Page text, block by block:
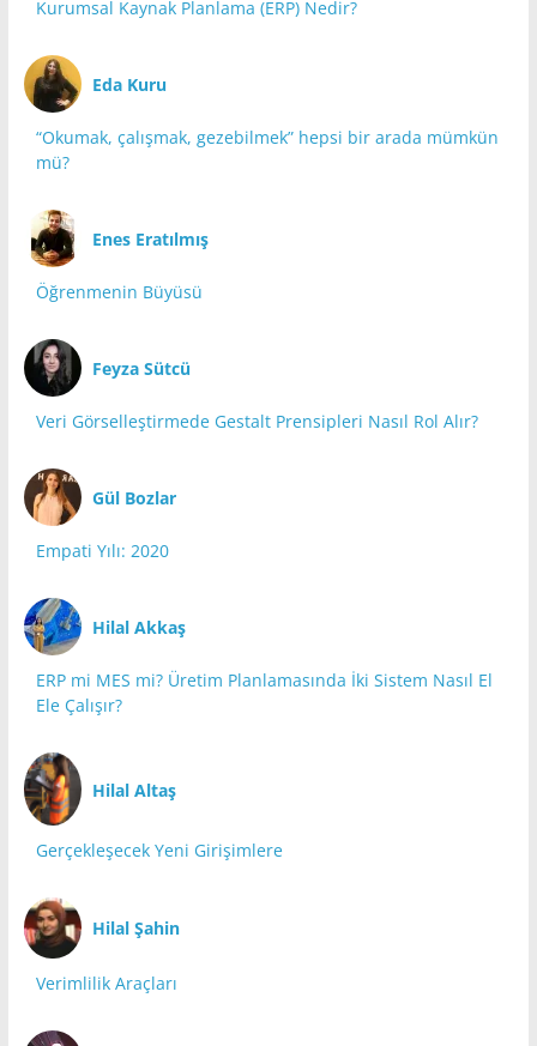
Kurumsal Kaynak Planlama (ERP) Nedir?
Eda Kuru
“Okumak, çalışmak, gezebilmek” hepsi bir arada mümkün
mü?
Enes Eratılmış
Öğrenmenin Büyüsü
Feyza Sütcü
Veri Görselleştirmede Gestalt Prensipleri Nasıl Rol Alır?
Gül Bozlar
Empati Yılı: 2020
Hilal Akkaş
ERP mi MES mi? Üretim Planlamasında İki Sistem Nasıl El
Ele Çalışır?
Hilal Altaş
Gerçekleşecek Yeni Girişimlere
Hilal Şahin
Verimlilik Araçları